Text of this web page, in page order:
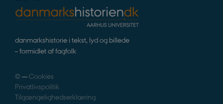
danmarkshistorie i tekst, lyd og billede
– formidlet af fagfolk
©—Cookies
Privatlivspolitik
Tilgængelighedserklæring
.vimeo.com